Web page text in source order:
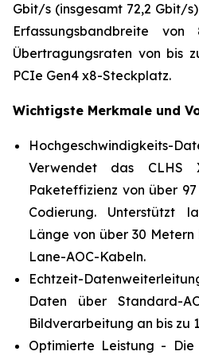
Gbit/s (insgesamt 72,2 Gbit/
Erfassungsbandbreite
Übertragungsraten von bis
PCIe Gen4 x8-Steckplatz.
Wichtigste Merkmale und
Verwendet das CLHS
Paketeffizienz von über
Codierung. Unterstützt
Länge von über 30
Lane-AOC-Kabeln.
Echtzeit-
Daten über Standard-
Bildverarbeitung an bis zu
Optimierte Leistung - Die